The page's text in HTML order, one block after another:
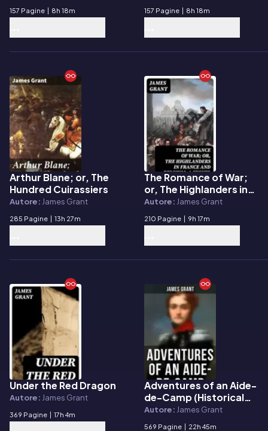
157 Pagine | 8h 18m 157 Pagine | 8h 18m
E-book
Arthur Blane; or, The
Hundred Cuirassiers
Autore: James Grant
285 Pagine | 13h 27m
E-book
The Romance of War;
or, The Highlanders in
France and Belgium, A
Sequel to the
Highlanders in Spain
Autore: James Grant
210 Pagine | 9h 17m
E-book
Under the Red Dragon
Autore: James Grant
369 Pagine | 17h 4m
E-book
Adventures of an Aide-
de-Camp (Historical
Novel of Napoleonic
Autore: James Grant
569 Pagine | 22h 45m